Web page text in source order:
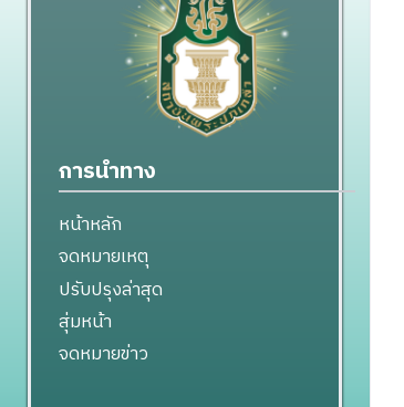
การนำทาง
หน้าหลัก
จดหมายเหตุ
ปรับปรุงล่าสุด
สุ่มหน้า
จดหมายข่าว